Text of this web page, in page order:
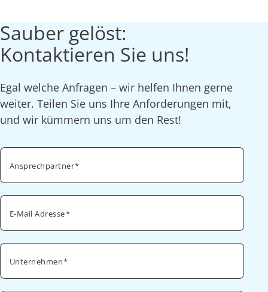
Sauber gelöst:
Kontaktieren Sie uns!
Egal welche Anfragen – wir helfen Ihnen gerne
weiter. Teilen Sie uns Ihre Anforderungen mit,
und wir kümmern uns um den Rest!
Ansprechpartner
E-Mail Adresse
Unternehmen